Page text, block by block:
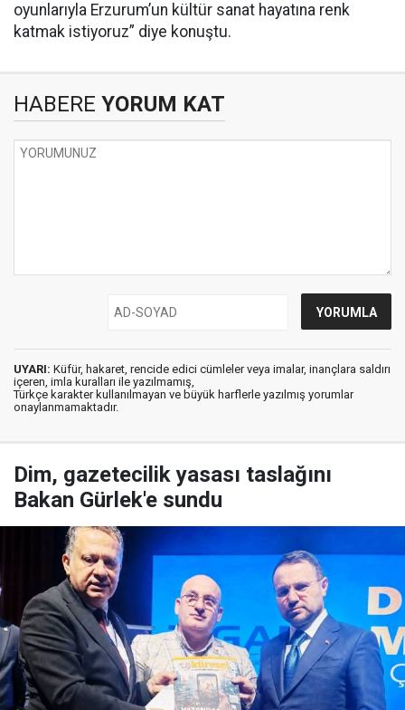
oyunlarıyla Erzurum’un kültür sanat hayatına renk
katmak istiyoruz” diye konuştu.
HABERE YORUM KAT
UYARI: Küfür, hakaret, rencide edici cümleler veya imalar, inançlara saldırı
içeren, imla kuralları ile yazılmamış,
Türkçe karakter kullanılmayan ve büyük harflerle yazılmış yorumlar
onaylanmamaktadır.
Dim, gazetecilik yasası taslağını
Bakan Gürlek'e sundu